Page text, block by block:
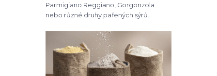
Parmigiano Reggiano, Gorgonzola
nebo různé druhy pařených sýrů.